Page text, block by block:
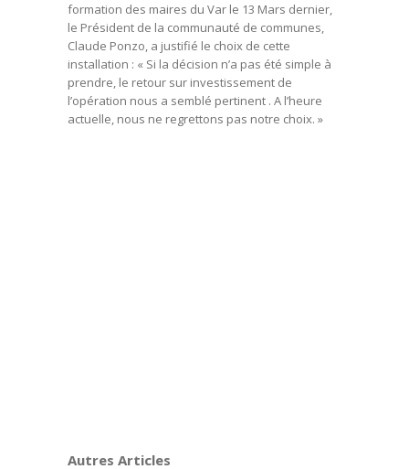
formation des maires du Var le 13 Mars dernier,
le Président de la communauté de communes,
Claude Ponzo, a justifié le choix de cette
installation : « Si la décision n’a pas été simple à
prendre, le retour sur investissement de
l’opération nous a semblé pertinent . A l’heure
actuelle, nous ne regrettons pas notre choix. »
Autres Articles